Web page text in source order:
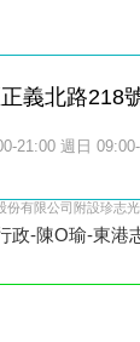
義北路218
21:00 週日
份有限公司附設珍志
政-陳O瑜-東港